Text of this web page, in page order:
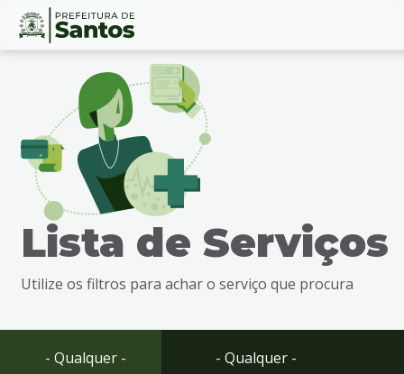
Ir
busca
Ir
Conteúdo
Lista de Serviços
Utilize os filtros para achar o serviço que procura
- Qualquer - - Qualquer -